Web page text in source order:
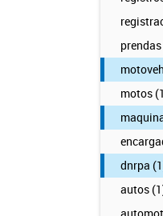
motos
dnrpa
autos